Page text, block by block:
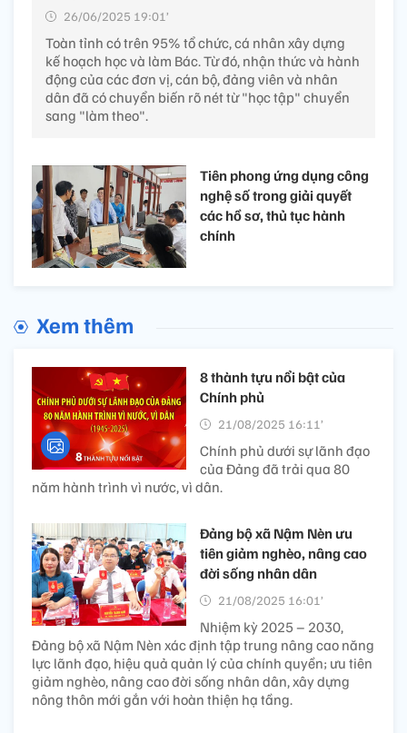
26/06/2025 19:01’
Toàn tỉnh có trên 95% tổ chức, cá nhân xây dựng
kế hoạch học và làm Bác. Từ đó, nhận thức và hành
động của các đơn vị, cán bộ, đảng viên và nhân
dân đã có chuyển biến rõ nét từ "học tập" chuyển
sang "làm theo".
Tiên phong ứng dụng công
nghệ số trong giải quyết
các hồ sơ, thủ tục hành
chính ​
Xem thêm
8 thành tựu nổi bật của
Chính phủ
21/08/2025 16:11’
Chính phủ dưới sự lãnh đạo
của Đảng đã trải qua 80
năm hành trình vì nước, vì dân.
Đảng bộ xã Nậm Nèn ưu
tiên giảm nghèo, nâng cao
đời sống nhân dân
21/08/2025 16:01’
Nhiệm kỳ 2025 – 2030,
Đảng bộ xã Nậm Nèn xác định tập trung nâng cao năng
lực lãnh đạo, hiệu quả quản lý của chính quyền; ưu tiên
giảm nghèo, nâng cao đời sống nhân dân, xây dựng
nông thôn mới gắn với hoàn thiện hạ tầng.